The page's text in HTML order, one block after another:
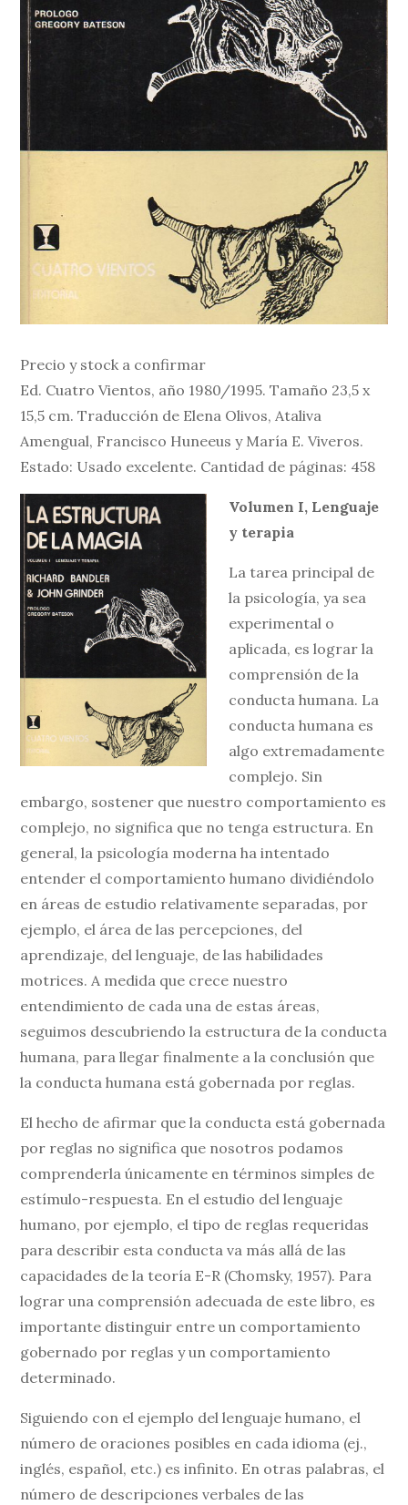
Precio y stock a confirmar
Ed. Cuatro Vientos, año 1980/1995. Tamaño 23,5 x
15,5 cm. Traducción de Elena Olivos, Ataliva
Amengual, Francisco Huneeus y María E. Viveros.
Estado: Usado excelente. Cantidad de páginas: 458
Volumen I, Lenguaje
y terapia
La tarea principal de
la psicología, ya sea
experimental o
aplicada, es lograr la
comprensión de la
conducta humana. La
conducta humana es
algo extremadamente
complejo. Sin
embargo, sostener que nuestro comportamiento es
complejo, no significa que no tenga estructura. En
general, la psicología moderna ha intentado
entender el comportamiento humano dividiéndolo
en áreas de estudio relativamente separadas, por
ejemplo, el área de las percepciones, del
aprendizaje, del lenguaje, de las habilidades
motrices. A medida que crece nuestro
entendimiento de cada una de estas áreas,
seguimos descubriendo la estructura de la conducta
humana, para llegar finalmente a la conclusión que
la conducta humana está gobernada por reglas.
El hecho de afirmar que la conducta está gobernada
por reglas no significa que nosotros podamos
comprenderla únicamente en términos simples de
estímulo-respuesta. En el estudio del lenguaje
humano, por ejemplo, el tipo de reglas requeridas
para describir esta conducta va más allá de las
capacidades de la teoría E-R (Chomsky, 1957). Para
lograr una comprensión adecuada de este libro, es
importante distinguir entre un comportamiento
gobernado por reglas y un comportamiento
determinado.
Siguiendo con el ejemplo del lenguaje humano, el
número de oraciones posibles en cada idioma (ej.,
inglés, español, etc.) es infinito. En otras palabras, el
número de descripciones verbales de las